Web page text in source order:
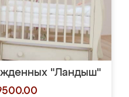
"Ландыш"